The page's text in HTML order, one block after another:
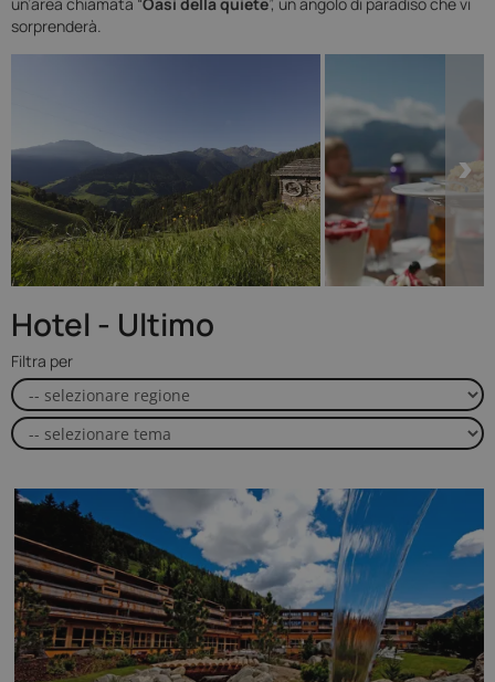
sorprenderà.
Hotel - Ultimo
Filtra per